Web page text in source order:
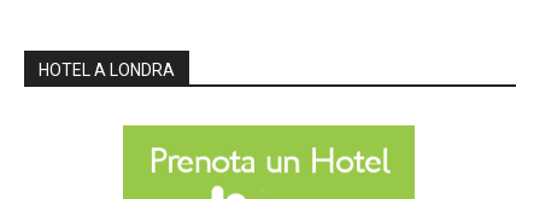
HOTEL A LONDRA